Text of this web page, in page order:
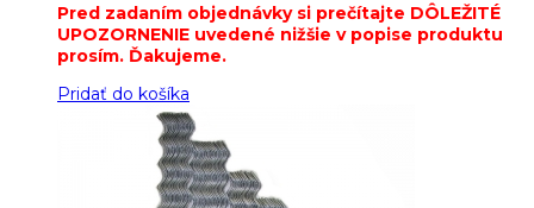
Pred zadaním objednávky si prečítajte DÔLEŽITÉ
UPOZORNENIE uvedené nižšie v popise produktu
prosím. Ďakujeme.
Pridať do košíka